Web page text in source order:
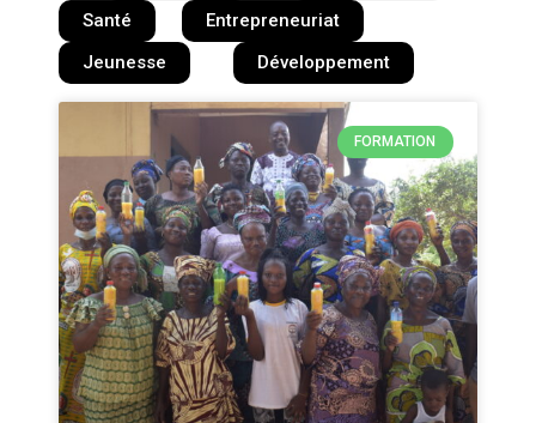
Santé
Entrepreneuriat
Jeunesse
Développement
FORMATION